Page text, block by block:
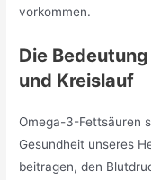
vorkommen.
Die
und Kreislauf
Omega-3-Fettsäuren
Gesundheit unseres
beitragen, den